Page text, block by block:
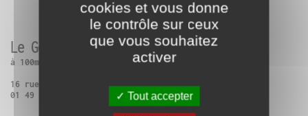
Le Générateur
à 100m de Paris 13ème
16 rue Charles Frérot | 94250 Gentilly
01 49 86 99 14
cookies et vous donne
le contrôle sur ceux
que vous souhaitez
activer
Tout accepter